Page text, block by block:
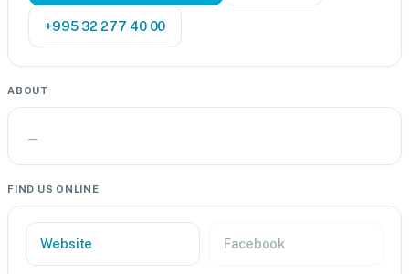
+995 32 277 40 00
ABOUT
—
FIND US ONLINE
Website Facebook